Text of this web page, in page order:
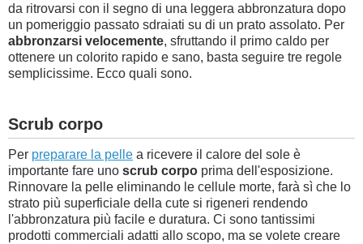
da ritrovarsi con il segno di una leggera abbronzatura dopo
un pomeriggio passato sdraiati su di un prato assolato. Per
abbronzarsi velocemente, sfruttando il primo caldo per
ottenere un colorito rapido e sano, basta seguire tre regole
semplicissime. Ecco quali sono.
Scrub corpo
Per preparare la pelle a ricevere il calore del sole è
importante fare uno scrub corpo prima dell'esposizione.
Rinnovare la pelle eliminando le cellule morte, farà sì che lo
strato più superficiale della cute si rigeneri rendendo
l'abbronzatura più facile e duratura. Ci sono tantissimi
prodotti commerciali adatti allo scopo, ma se volete creare